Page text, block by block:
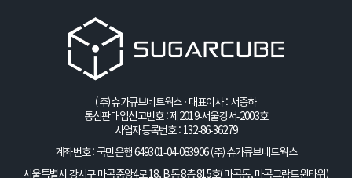
(주)슈가큐브네트웍스 · 대표이사 : 서중하
통신판매업신고번호 : 제2019-서울강서-2003호
사업자등록번호 : 132-86-36279
계좌번호 : 국민은행 649301-04-083906 (주)슈가큐브네트웍스
서울특별시 강서구 마곡중앙4로 18, B동 8층 815호(마곡동, 마곡그랑트윈타워)